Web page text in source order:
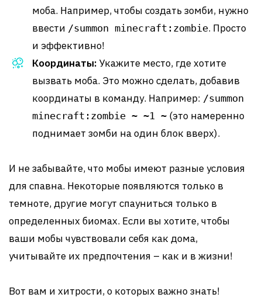
моба. Например, чтобы создать зомби, нужно
ввести /summon minecraft:zombie. Просто
и эффективно!
Координаты: Укажите место, где хотите
вызвать моба. Это можно сделать, добавив
координаты в команду. Например: /summon
minecraft:zombie ~ ~1 ~ (это намеренно
поднимает зомби на один блок вверх).
И не забывайте, что мобы имеют разные условия
для спавна. Некоторые появляются только в
темноте, другие могут спауниться только в
определенных биомах. Если вы хотите, чтобы
ваши мобы чувствовали себя как дома,
учитывайте их предпочтения – как и в жизни!
Вот вам и хитрости, о которых важно знать!